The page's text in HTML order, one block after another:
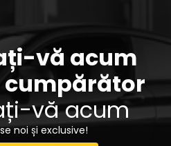
vă acum
vă acum
noi și exclusive!